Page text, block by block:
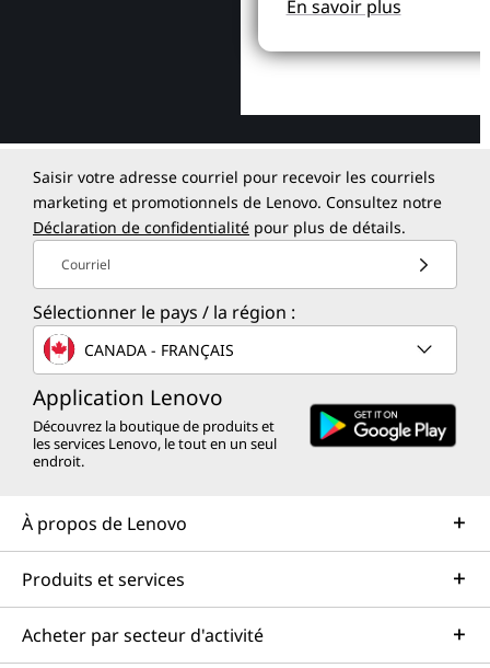
En savoir plus
Saisir votre adresse courriel pour recevoir les courriels
marketing et promotionnels de Lenovo. Consultez notre
Déclaration de confidentialité pour plus de détails.
Courriel
Sélectionner le pays / la région :
CANADA - FRANÇAIS
Application Lenovo
Découvrez la boutique de produits et
les services Lenovo, le tout en un seul
endroit.
À propos de Lenovo
Produits et services
Acheter par secteur d'activité